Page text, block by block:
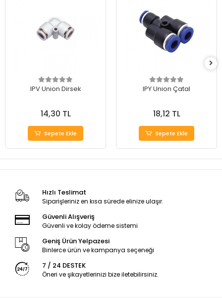
IPV Union Dirsek
14,30 TL
Sepete Ekle
IPY Union Çatal
18,12 TL
Sepete Ekle
Hızlı Teslimat
Siparişleriniz en kısa sürede elinize ulaşır.
Güvenli Alışveriş
Güvenli ve kolay ödeme sistemi
Geniş Ürün Yelpazesi
Binlerce ürün ve kampanya seçeneği
7 / 24 DESTEK
Öneri ve şikayetlerinizi bize iletebilirsiniz.